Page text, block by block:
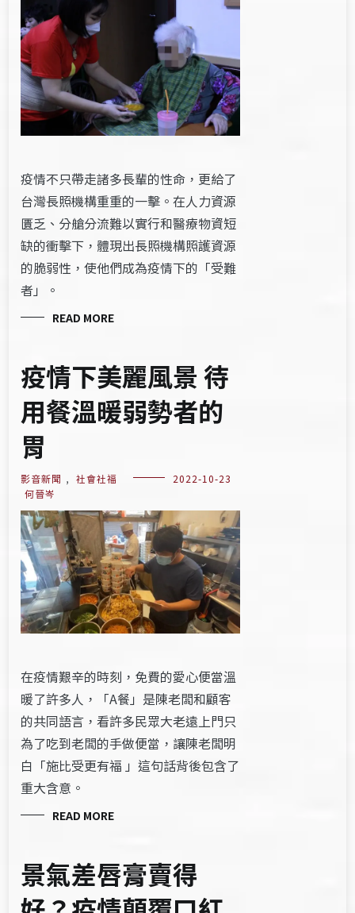
疫情不只帶走諸多長輩的性命，更給了
台灣長照機構重重的一擊。在人力資源
匱乏、分艙分流難以實行和醫療物資短
缺的衝擊下，體現出長照機構照護資源
的脆弱性，使他們成為疫情下的「受難
者」。
READ MORE
疫情下美麗風景 待
用餐溫暖弱勢者的
胃
影音新聞 , 社會社福
2022-10-23
何晉岑
在疫情艱辛的時刻，免費的愛心便當溫
暖了許多人，「A餐」是陳老闆和顧客
的共同語言，看許多民眾大老遠上門只
為了吃到老闆的手做便當，讓陳老闆明
白「施比受更有福 」這句話背後包含了
重大含意。
READ MORE
景氣差唇膏賣得